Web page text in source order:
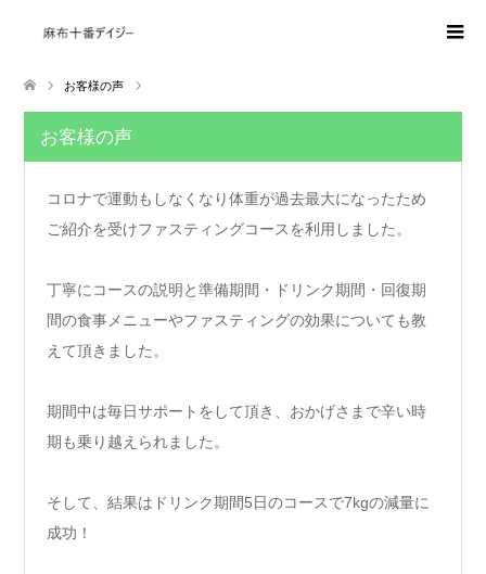
お客様の声
お客様の声
コロナで運動もしなくなり体重が過去最大になったため
ご紹介を受けファスティングコースを利用しました。
丁寧にコースの説明と準備期間・ドリンク期間・回復期
間の食事メニューやファスティングの効果についても教
えて頂きました。
期間中は毎日サポートをして頂き、おかげさまで辛い時
期も乗り越えられました。
そして、結果はドリンク期間5日のコースで7kgの減量に
成功！